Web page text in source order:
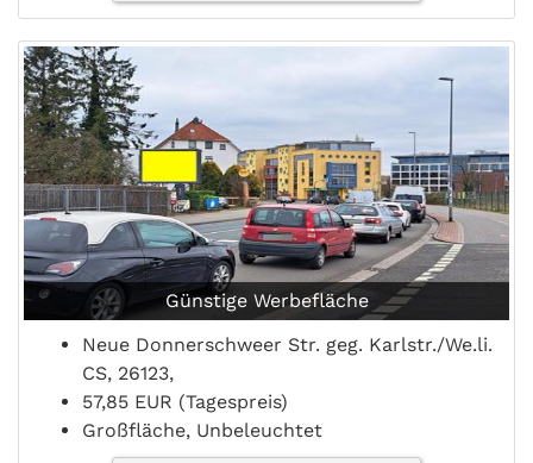
Günstige Werbefläche
Neue Donnerschweer Str. geg. Karlstr./We.li.
CS, 26123,
57,85 EUR (Tagespreis)
Großfläche, Unbeleuchtet